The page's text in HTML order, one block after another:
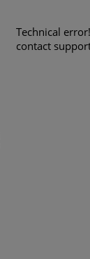
Technical
contact